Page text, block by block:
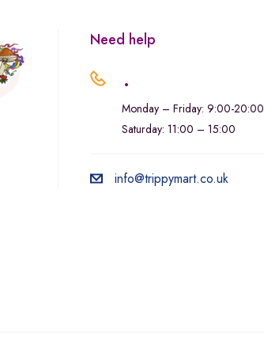
Need help
.
Monday – Friday: 9:00-20:00
Saturday: 11:00 – 15:00
info@trippymart.co.uk